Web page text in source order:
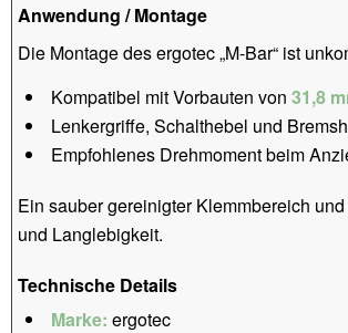
Anwendung / Montage
Die Montage des ergotec „M-Bar“ ist
Kompatibel mit Vorbauten von31,8
Lenkergriffe, Schalthebel und
Empfohlenes Drehmoment beim
Ein sauber gereinigter Klemmbereich
und Langlebigkeit.
Technische Details
Marke: ergotec